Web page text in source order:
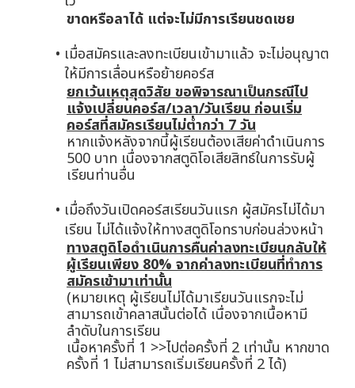
ขาดหรือลาได้ แต่จะไม่มีการเรียนชดเชย
เมื่อสมัครและลงทะเบียนเข้ามาแล้ว จะไม่อนุญาต
ให้มีการเลื่อนหรือย้ายคอร์ส
ยกเว้นเหตุสุดวิสัย ขอพิจารณาเป็นกรณีไป
แจ้งเปลี่ยนคอร์ส/เวลา/วันเรียน ก่อนเริ่ม
คอร์สที่สมัครเรียนไม่ต่ำกว่า 7 วัน
หากแจ้งหลังจากนี้ผู้เรียนต้องเสียค่าดำเนินการ
500 บาท เนื่องจากสตูดิโอเสียสิทธ์ในการรับผู้
เรียนท่านอื่น
เมื่อถึงวันเปิดคอร์สเรียนวันแรก ผู้สมัครไม่ได้มา
เรียน ไม่ได้แจ้งให้ทางสตูดิโอทราบก่อนล่วงหน้า
ทางสตูดิโอดำเนินการคืนค่าลงทะเบียนกลับให้
ผู้เรียนเพียง 80% จากค่าลงทะเบียนที่ทำการ
สมัครเข้ามาเท่านั้น
(หมายเหตุ ผู้เรียนไม่ได้มาเรียนวันแรกจะไม่
สามารถเข้าคลาสนั้นต่อได้ เนื่องจากเนื้อหามี
ลำดับในการเรียน
เนื้อหาครั้งที่ 1 >>ไปต่อครั้งที่ 2 เท่านั้น หากขาด
ครั้งที่ 1 ไม่สามารถเริ่มเรียนครั้งที่ 2 ได้)